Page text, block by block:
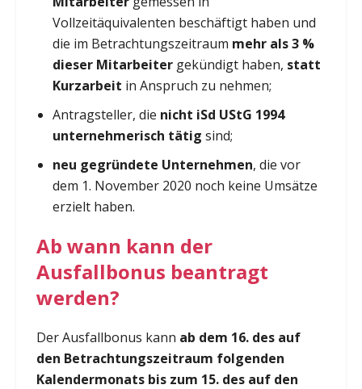
Vollzeitäquivalenten beschäftigt haben und
die im Betrachtungszeitraum mehr als 3 %
dieser Mitarbeitergekündigt haben, statt
Kurzarbeit in Anspruch zu nehmen;
Antragsteller, die nicht iSd UStG 1994
unternehmerisch tätig sind;
neu gegründete Unternehmen, die vor
dem 1. November 2020 noch keine Umsätze
erzielt haben.
Ab wann kann der
Ausfallbonus beantragt
werden?
Der Ausfallbonus kann ab dem 16. des auf
den Betrachtungszeitraum folgenden
Kalendermonats bis zum 15. des auf den